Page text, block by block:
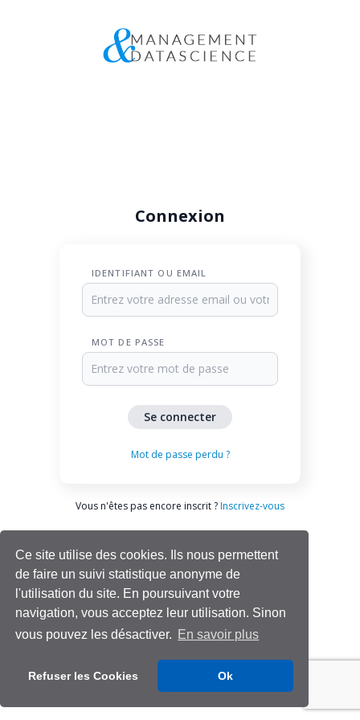
Ce site utilise des cookies. Ils nous permettent
de faire un suivi statistique anonyme de
l'utilisation du site. En poursuivant votre
navigation, vous acceptez leur utilisation. Sinon
vous pouvez les désactiver. En savoir plus
Refuser les Cookies Ok
Connexion
IDENTIFIANT OU EMAIL
MOT DE PASSE
Mot de passe perdu ?
Vous n'êtes pas encore inscrit ? Inscrivez-vous